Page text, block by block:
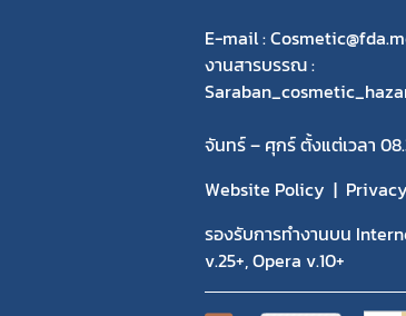
E-mail :
งานสารบรรณ :
จันทร์ – ศุกร์ ตั้งแต่เวลา
Website Policy
รองรับการทำงานบน
v.25+, Opera v.10+